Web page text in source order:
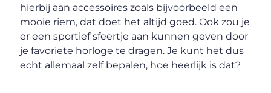
hierbij aan accessoires zoals bijvoorbeeld een
mooie riem, dat doet het altijd goed. Ook zou je
er een sportief sfeertje aan kunnen geven door
je favoriete horloge te dragen. Je kunt het dus
echt allemaal zelf bepalen, hoe heerlijk is dat?